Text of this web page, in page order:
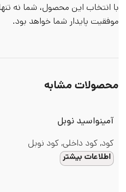
با انتخاب این محصول، شما نه
موفقیت پایدار شما خواهد بود.
محصولات مشابه
آمینواسید نوبل
کود,کود داخلی,کود نوبل
اطلاعات بیشتر